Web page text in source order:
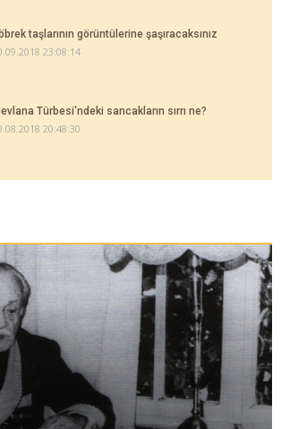
taşlarının görüntülerine şaşıracaksınız
23:08:14
Türbesi'ndeki sancakların sırrı ne?
20:48:30